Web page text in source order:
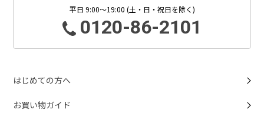
平日 9:00～19:00 (土・日・祝日を除く)
0120-86-2101
はじめての方へ
お買い物ガイド